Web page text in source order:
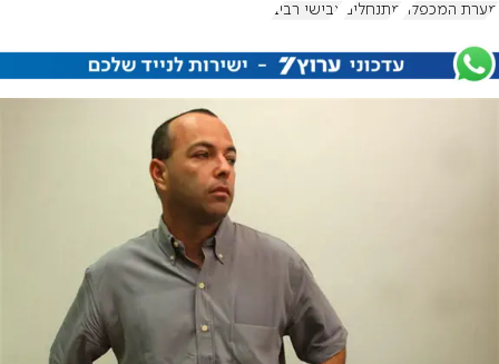
מערת המכפלה מתנחלים אבישי רביב